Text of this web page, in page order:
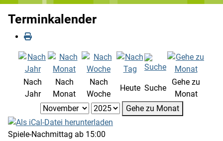
Terminkalender
Nach
Jahr
Nach
Monat
Nach
Woche
Heute Suche
Gehe zu
Monat
Gehe zu Monat
Spiele-Nachmittag ab 15:00